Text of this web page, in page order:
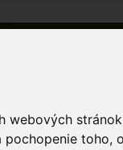
webových
toho,
a výnimky